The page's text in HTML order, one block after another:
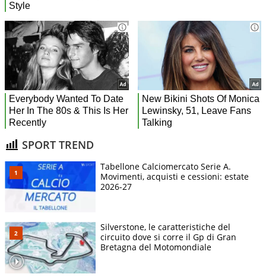
SPORT TREND
Tabellone Calciomercato Serie A.
Movimenti, acquisti e cessioni: estate
2026-27
Silverstone, le caratteristiche del
circuito dove si corre il Gp di Gran
Bretagna del Motomondiale